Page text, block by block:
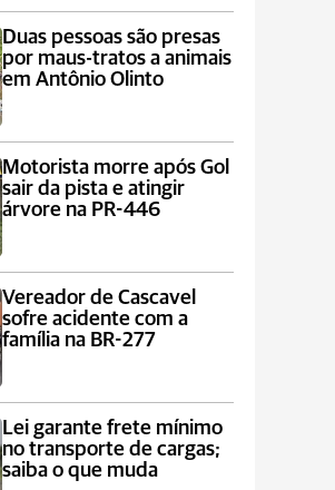
Duas pessoas são presas
por maus-tratos a animais
em Antônio Olinto
Motorista morre após Gol
sair da pista e atingir
árvore na PR-446
Vereador de Cascavel
sofre acidente com a
família na BR-277
Lei garante frete mínimo
no transporte de cargas;
saiba o que muda